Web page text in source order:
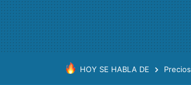
HOY SE HABLA DE Precios